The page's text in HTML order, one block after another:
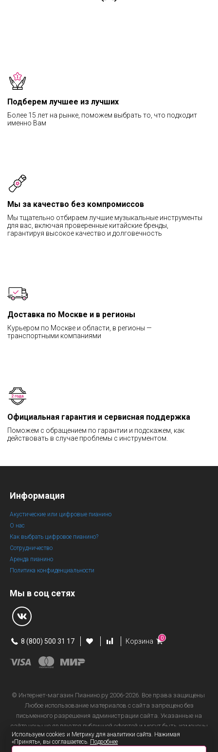
Подберем лучшее из лучших
Более 15 лет на рынке, поможем выбрать то, что подходит
именно Вам
Мы за качество без компромиссов
Мы тщательно отбираем лучшие музыкальные инструменты
для вас, включая проверенные китайские бренды,
гарантируя высокое качество и долговечность
Доставка по Москве и в регионы
Курьером по Москве и области, в регионы —
транспортными компаниями
Официальная гарантия и сервисная поддержка
Поможем с обращением по гарантии и подскажем, как
действовать в случае проблемы с инструментом.
Информация
Акустические или цифровые пианино
О нас
Как выбрать цифровое пианино?
Сотрудничество
Аренда пианино
Политика конфиденциальности
Мы в соц сетях
8 (800) 500 31 17 Корзина 0
© Интернет-магазин Пианино.ру 2006-2026. Все права защищены
Любое использование материалов с сайта запрещено без
письменного разрешения администрации сайта. Указанные на
сайте цены не являются публичной офертой и могут быть изменены
в любое время.
Используем cookies и Метрику для аналитики сайта. Нажимая
«Принять», вы соглашаетесь. Подробнее